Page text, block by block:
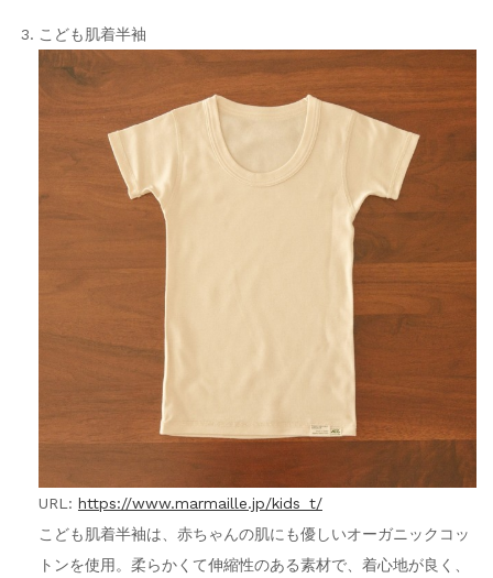
こども肌着半袖
URL: https://www.marmaille.jp/kids_t/
こども肌着半袖は、赤ちゃんの肌にも優しいオーガニックコッ
トンを使用。柔らかくて伸縮性のある素材で、着心地が良く、